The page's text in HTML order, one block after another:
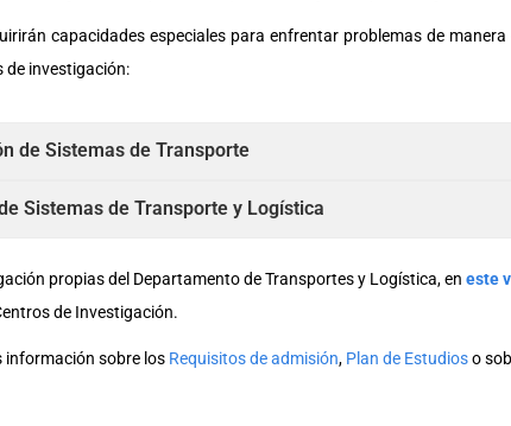
capacidades especiales para enfrentar problemas de
de investigación:
de Sistemas de Transporte
Sistemas de Transporte y Logística
propias del Departamento de Transportes y Logística, eneste
de Investigación.
información sobre los Requisitos de admisión, Plan de Estudioso